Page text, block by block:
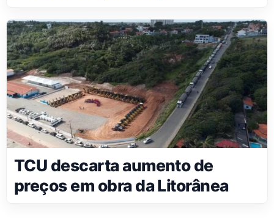
TCU descarta aumento de
preços em obra da Litorânea